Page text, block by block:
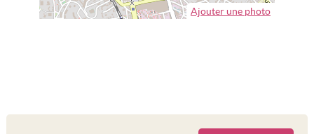
Ajouter une photo